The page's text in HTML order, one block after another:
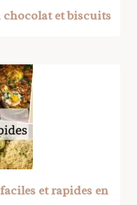
chocolat et biscuits
et rapides en